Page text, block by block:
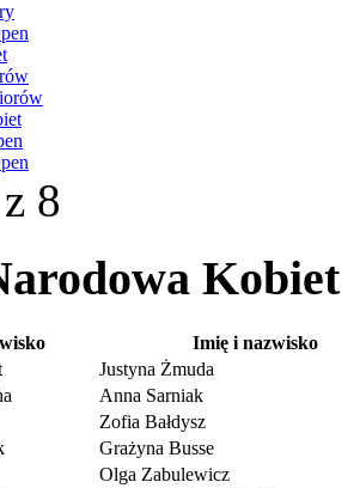
8
Kobiet
Imię i nazwisko
Justyna Żmuda
Anna Sarniak
Zofia Bałdysz
Grażyna Busse
Olga Zabulewicz